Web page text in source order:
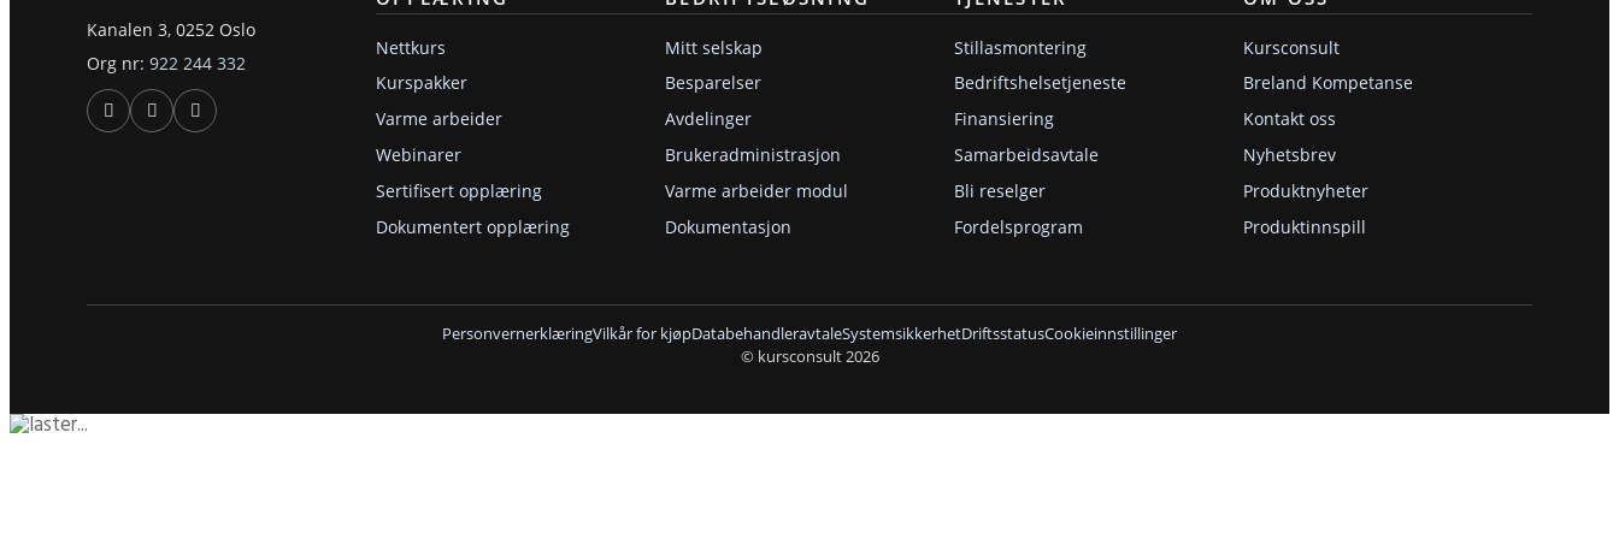
Kanalen 3, 0252 Oslo
Org nr: 922 244 332
Nettkurs
Kurspakker
Varme arbeider
Webinarer
Sertifisert opplæring
Dokumentert opplæring
Mitt selskap
Besparelser
Avdelinger
Brukeradministrasjon
Varme arbeider modul
Dokumentasjon
Stillasmontering
Bedriftshelsetjeneste
Finansiering
Samarbeidsavtale
Bli reselger
Fordelsprogram
Kursconsult
Breland Kompetanse
Kontakt oss
Nyhetsbrev
Produktnyheter
Produktinnspill
PersonvernerklæringVilkår for kjøpDatabehandleravtaleSystemsikkerhetDriftsstatusCookieinnstillinger
© kursconsult 2026